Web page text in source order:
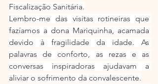
Fiscalização Sanitária.
Lembro-me das visitas rotineiras que
fazíamos a dona Mariquinha, acamada
devido à fragilidade da idade. As
palavras de conforto, as rezas e as
conversas inspiradoras ajudavam a
aliviar o sofrimento da convalescente.